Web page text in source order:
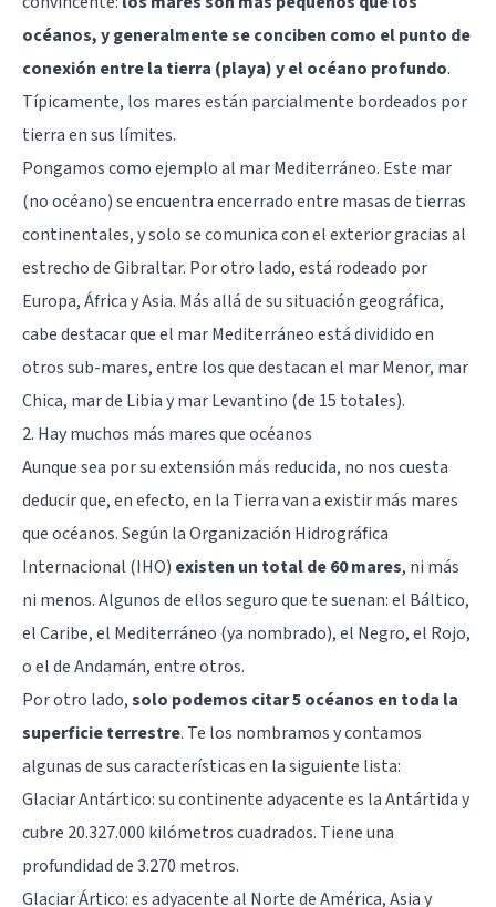
océanos, y generalmente se conciben como el punto de
conexión entre la tierra (playa) y el océano profundo.
Típicamente, los mares están parcialmente bordeados por
tierra en sus límites.
Pongamos como ejemplo al mar Mediterráneo. Este mar
(no océano) se encuentra encerrado entre masas de tierras
continentales, y solo se comunica con el exterior gracias al
estrecho de Gibraltar. Por otro lado, está rodeado por
Europa, África y Asia. Más allá de su situación geográfica,
cabe destacar que el mar Mediterráneo está dividido en
otros sub-mares, entre los que destacan el mar Menor, mar
Chica, mar de Libia y mar Levantino (de 15 totales).
2. Hay muchos más mares que océanos
Aunque sea por su extensión más reducida, no nos cuesta
deducir que, en efecto, en la Tierra van a existir más mares
que océanos. Según la Organización Hidrográfica
Internacional (IHO) existen un total de 60 mares, ni más
ni menos. Algunos de ellos seguro que te suenan: el Báltico,
el Caribe, el Mediterráneo (ya nombrado), el Negro, el Rojo,
o el de Andamán, entre otros.
Por otro lado,solo podemos citar 5 océanos en toda la
superficie terrestre. Te los nombramos y contamos
algunas de sus características en la siguiente lista:
Glaciar Antártico: su continente adyacente es la Antártida y
cubre 20.327.000 kilómetros cuadrados. Tiene una
profundidad de 3.270 metros.
Glaciar Ártico: es adyacente al Norte de América, Asia y